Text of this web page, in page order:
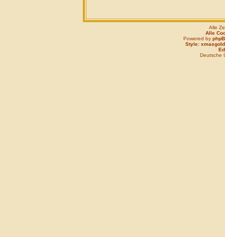
Alle
Alle
Powered by
Style: xmasgold
Deutsche